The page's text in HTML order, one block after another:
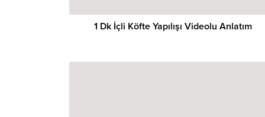
1 Dk İçli Köfte Yapılışı Videolu Anlatım